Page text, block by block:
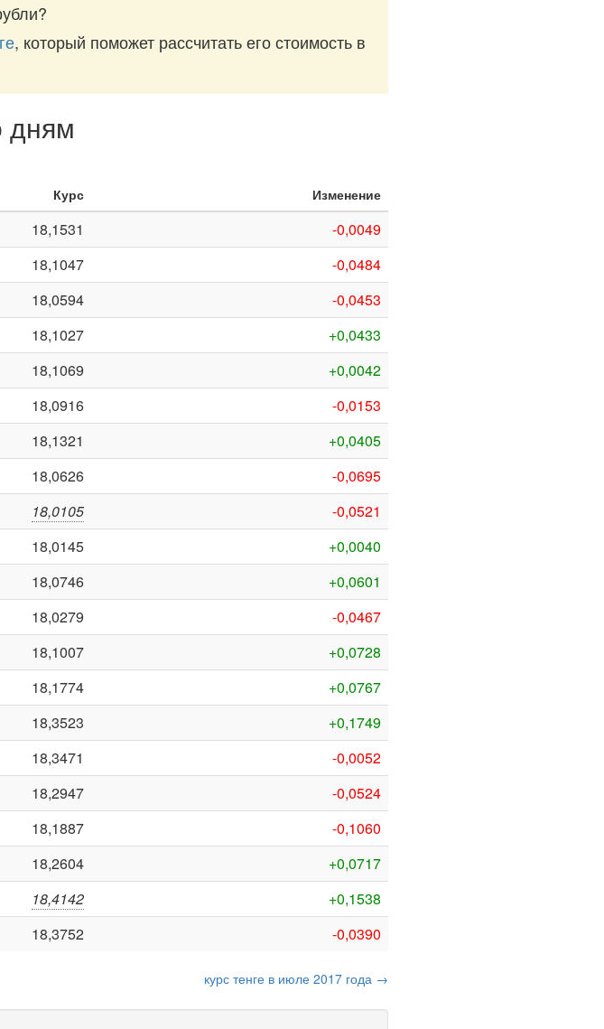
, который поможет рассчитать его стоимость в
дням
Курс Изменение
18,1531
-0,0049
18,1047
-0,0484
18,0594
-0,0453
18,1027
+0,0433
18,1069
+0,0042
18,0916
-0,0153
18,1321
+0,0405
18,0626
-0,0695
18,0105
-0,0521
18,0145
+0,0040
18,0746
+0,0601
18,0279
-0,0467
18,1007
+0,0728
18,1774
+0,0767
18,3523
+0,1749
18,3471
-0,0052
18,2947
-0,0524
18,1887
-0,1060
18,2604
+0,0717
18,4142
+0,1538
18,3752 -0,0390
курс тенге в июле 2017 года →